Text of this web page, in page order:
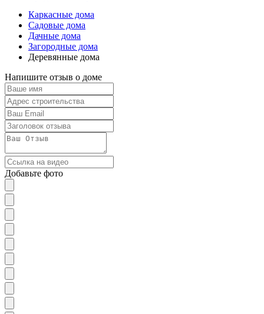
Каркасные дома
Садовые дома
Дачные дома
Загородные дома
Деревянные дома
Напишите отзыв о доме
Добавьте фото